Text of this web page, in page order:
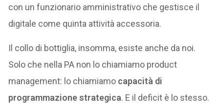
con un funzionario amministrativo che gestisce il
digitale come quinta attività accessoria.
Il collo di bottiglia, insomma, esiste anche da noi.
Solo che nella PA non lo chiamiamo product
management: lo chiamiamo capacità di
programmazione strategica. E il deficit è lo stesso.